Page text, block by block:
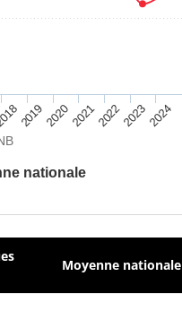
nationale
201920202021202220232024
Moyenne nationale